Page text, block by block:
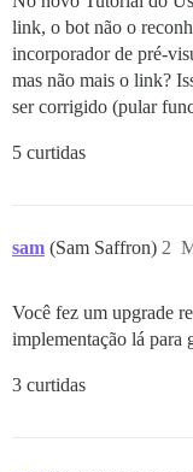
link, o bot não o
incorporador de pré-
mas não mais o link?
ser corrigido (pular
5 curtidas
sam (Sam Saffron) 2
Você fez um upgrade
implementação lá para
3 curtidas